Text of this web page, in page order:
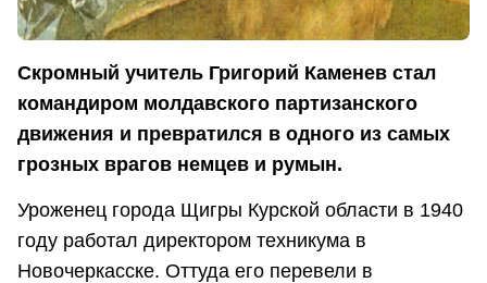
Скромный учитель Григорий Каменев стал
командиром молдавского партизанского
движения и превратился в одного из самых
грозных врагов немцев и румын.
Уроженец города Щигры Курской области в 1940
году работал директором техникума в
Новочеркасске. Оттуда его перевели в